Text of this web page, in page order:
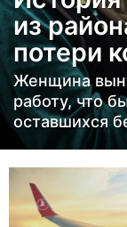
а
з
а
д
5
е
н
из
потери
Женщина
работу, что
оставшихся